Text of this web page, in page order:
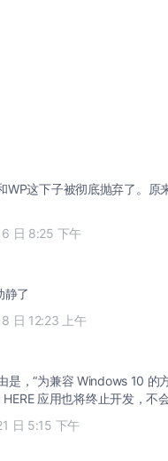
WP这下子被彻底抛弃了。
日 8:25 下午
静了
日 12:23 上午
是，“为兼容 Windows 10
应用也将终止开发，
日 5:15 下午